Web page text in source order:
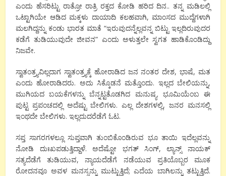
ಎಂದು ಹೆಸರಿಟ್ಟು ರಾತ್ರೋ ರಾತ್ರಿ ರಕ್ತದ ಕೋಡಿ ಹರಿದ ದಿನ.. ತನ್ನ ಮಡಿಲಲ್ಲಿ
ಒಟ್ಟಾಗಿಯೇ ಆಡಿದ ಮಕ್ಕಳು ದಾಯಾದಿ ಕಲಹವಾಗಿ, ಮಾಂಸದ ಮುದ್ದೆಗಳಾಗಿ
ಮಲಗಿದ್ದನ್ನು ಕಂಡು ಭಾರತ ಮಾತೆ “ಇರುವುದನ್ನೆಲ್ಲವನ್ನ ಬಿಟ್ಟು ಇಲ್ಲದಿರುವುದರ
ಕಡೆಗೆ ತುಡಿಯುವುದೇ ಜೀವನ” ಎಂದು ಅಳುತ್ತಲೇ ಸ್ವಗತ ಹಾಡಿಕೊಂಡಿದ್ದು
ನಿಜವೇ.
ಸ್ವಾತಂತ್ರ್ಯವಿಲ್ಲದಾಗ ಸ್ವಾತಂತ್ರ್ಯಕ್ಕೆ ಹೋರಾಡಿದ ಜನ ನಂತರ ದೇಶ, ಭಾಷೆ, ಮತ
ಎಂದು ಹೋರಾಡಿದರು. ಅದು ಸಿಕ್ಕೊಡನೆ ಮತ್ತೊಂದು. ಇಲ್ಲದ ಬೇಲಿಯನ್ನು,
ಮುಗಿಯದ ಬಯಕೆಗಳನ್ನು ಬೆನ್ನಟ್ಟತೊಡಗಿದ ಮನುಷ್ಯ. ಭೂಮಿಯೆಂಬ ಈ
ಪುಟ್ಟ ಪ್ರಪಂಚದಲ್ಲಿ ಅದೆಷ್ಟು ಬೇಲಿಗಳು. ಎಲ್ಲ ದೇಶಗಳಲ್ಲಿ, ಜನರ ಮನಸಲ್ಲಿ
ಇಂಥದೇ ಬೇಲಿಗಳು. ಇಲ್ಲದುದರೆಡೆಗೆ ಓಟ.
ಸಪ್ತ ಸಾಗರಗಳಲ್ಲೂ ಸುಪ್ತವಾಗಿ ತುಂಬಿಕೊಂಡಿರುವ ಭೂ ತಾಯಿ ಇದೆಲ್ಲವನ್ನು
ನೋಡಿ ದುಃಖಪಡುತ್ತಿದ್ದಾಳೆ. ಅದೆಷ್ಟೋ ಭಗತ್ ಸಿಂಗ್, ಲ್ಯಾನ್ಸ್ ನಾಯಕ್
ಸತ್ಯದೆಡೆಗೆ ತುಡಿಯುವ, ನ್ಯಾಯದೆಡೆಗೆ ನಡೆಯುವ ಪ್ರತಿಯೊಬ್ಬರ ಮೂಕ
ರೋದನವೂ ಅವಳ ಮನಸ್ಸನ್ನು ಮುಟ್ಟುತ್ತಿದೆ; ಎದೆಯ ಬಾಗಿಲನ್ನು ತಟ್ಟುತ್ತಿದೆ.